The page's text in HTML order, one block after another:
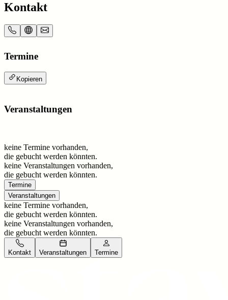
Kontakt
Termine
Kopieren
Veranstaltungen
keine Termine vorhanden,
die gebucht werden könnten.
keine Veranstaltungen vorhanden,
die gebucht werden könnten.
Termine
Veranstaltungen
keine Termine vorhanden,
die gebucht werden könnten.
keine Veranstaltungen vorhanden,
die gebucht werden könnten.
Kontakt Veranstaltungen Termine